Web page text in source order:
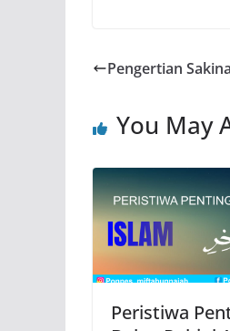
Pengertian
You May
Peristiwa